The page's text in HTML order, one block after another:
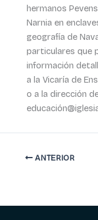
hermanos
Narnia en
geografía de
particulares que
información
a la Vicaría de
o a la dirección
ANTERIOR